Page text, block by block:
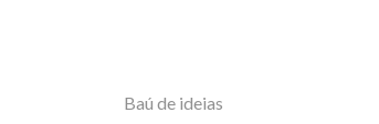
Baú de ideias